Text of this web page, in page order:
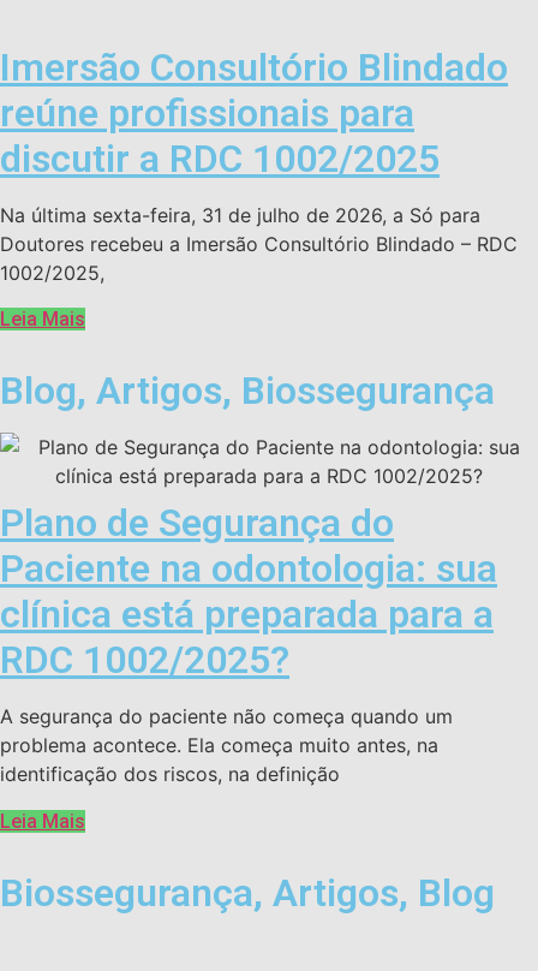
Imersão Consultório Blindado
reúne profissionais para
discutir a RDC 1002/2025
Na última sexta-feira, 31 de julho de 2026, a Só para
Doutores recebeu a Imersão Consultório Blindado – RDC
1002/2025,
Leia Mais
Blog, Artigos, Biossegurança
Plano de Segurança do
Paciente na odontologia: sua
clínica está preparada para a
RDC 1002/2025?
A segurança do paciente não começa quando um
problema acontece. Ela começa muito antes, na
identificação dos riscos, na definição
Leia Mais
Biossegurança, Artigos, Blog